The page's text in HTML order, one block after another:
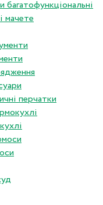
мачете
перчатки